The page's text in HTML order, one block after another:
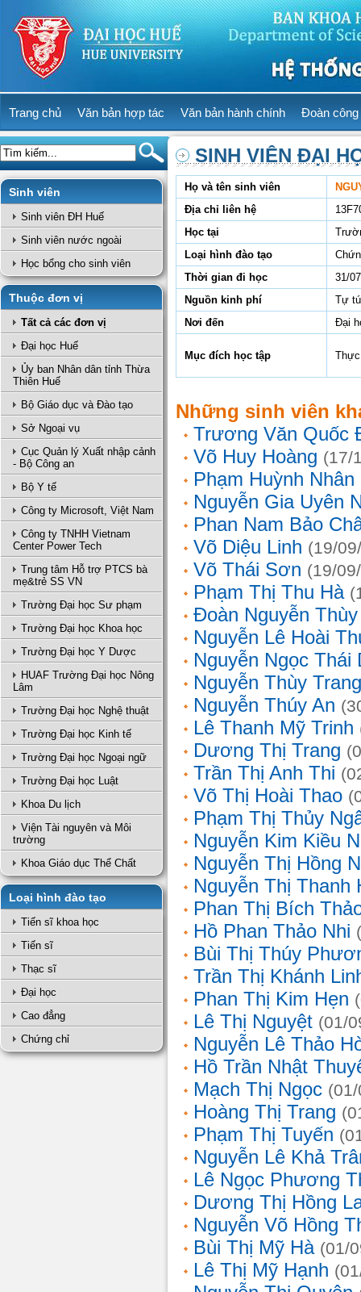
Trang chủ Văn bản hợp tác Văn bản hành chính Đoàn công
Sinh viên
Sinh viên ĐH Huế
Sinh viên nước ngoài
Học bổng cho sinh viên
Thuộc đơn vị
Tất cả các đơn vị
Đại học Huế
Ủy ban Nhân dân tỉnh Thừa
Thiên Huế
Bộ Giáo dục và Đào tạo
Sở Ngoại vụ
Cục Quản lý Xuất nhập cảnh
- Bộ Công an
Bộ Y tế
Công ty Microsoft, Việt Nam
Công ty TNHH Vietnam
Center Power Tech
Trung tâm Hỗ trợ PTCS bà
mẹ&trẻ SS VN
Trường Đại học Sư phạm
Trường Đại học Khoa học
Trường Đại học Y Dược
HUAF Trường Đại học Nông
Lâm
Trường Đại học Nghệ thuật
Trường Đại học Kinh tế
Trường Đại học Ngoại ngữ
Trường Đại học Luật
Khoa Du lịch
Viện Tài nguyên và Môi
trường
Khoa Giáo dục Thể Chất
Loại hình đào tạo
Tiến sĩ khoa học
Tiến sĩ
Thạc sĩ
Đại học
Cao đẳng
Chứng chỉ
SINH VIÊN ĐẠI
Họ và tên sinh viên
Địa chỉ liên hệ
Học tại
Loại hình đào tạo
Thời gian đi học
31/
Nguồn kinh phí
Tự
Nơi đến
Đại
Mục đích học tập Thực
Những sinh viên
Trương Văn Quốc
Võ Huy Hoàng (17/
Phạm Huỳnh Nhân
Nguyễn Gia Uyên
Phan Nam Bảo
Võ Diệu Linh (19/
Võ Thái Sơn (19/
Phạm Thị Thu Hà
Đoàn Nguyễn
Nguyễn Lê Hoài
Nguyễn Ngọc Thái
Nguyễn Thùy Trang
Nguyễn Thúy An
Lê Thanh Mỹ Trinh
Dương Thị Trang
Trần Thị Anh Thi
Võ Thị Hoài Thao
Phạm Thị Thủy
Nguyễn Kim Kiều
Nguyễn Thị Hồng
Nguyễn Thị Thanh
Phan Thị Bích
Hồ Phan Thảo Nhi
Bùi Thị Thúy
Trần Thị Khánh
Phan Thị Kim Hẹn
Lê Thị Nguyệt (01/
Nguyễn Lê Thảo
Hồ Trần Nhật
Mạch Thị Ngọc
Hoàng Thị Trang
Phạm Thị Tuyến
Nguyễn Lê Khả
Lê Ngọc Phương
Dương Thị Hồng
Nguyễn Võ Hồng
Bùi Thị Mỹ Hà (01/
Lê Thị Mỹ Hạnh